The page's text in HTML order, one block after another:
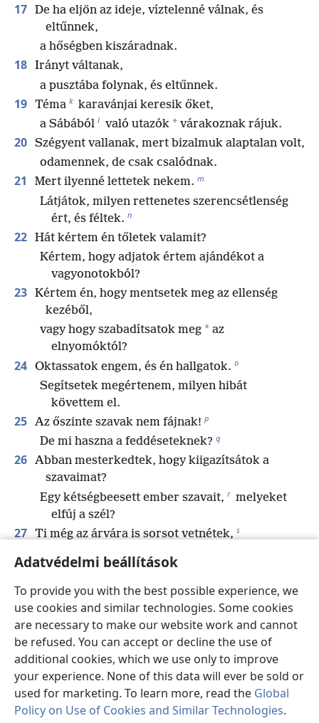
Adatvédelmi beállítások
To provide you with the best possible experience, we
use cookies and similar technologies. Some cookies
are necessary to make our website work and cannot
be refused. You can accept or decline the use of
additional cookies, which we use only to improve
your experience. None of this data will ever be sold or
used for marketing. To learn more, read the Global
Policy on Use of Cookies and Similar Technologies.
17 De ha eljön az ideje, víztelenné válnak, és
eltűnnek,
a hőségben kiszáradnak.
18 Irányt váltanak,
a pusztába folynak, és eltűnnek.
19 Téma k karavánjai keresik őket,
a Sábából l való utazók * várakoznak rájuk.
20 Szégyent vallanak, mert bizalmuk alaptalan volt,
odamennek, de csak csalódnak.
21 Mert ilyenné lettetek nekem. m
Látjátok, milyen rettenetes szerencsétlenség
ért, és féltek. n
22 Hát kértem én tőletek valamit?
Kértem, hogy adjatok értem ajándékot a
vagyonotokból?
23 Kértem én, hogy mentsetek meg az ellenség
kezéből,
vagy hogy szabadítsatok meg * az
elnyomóktól?
24 Oktassatok engem, és én hallgatok. o
Segítsetek megértenem, milyen hibát
követtem el.
25 Az őszinte szavak nem fájnak! p
De mi haszna a feddéseteknek? q
26 Abban mesterkedtek, hogy kiigazítsátok a
szavaimat?
Egy kétségbeesett ember szavait, r melyeket
elfúj a szél?
27 Ti még az árvára is sorsot vetnétek, s
és még a barátotokat is eladnátok
28
mert nem fogok a szemetekbe hazudni.
29 Kérlek, gondoljátok át újra, és ne ítéljetek el!
Igen, gondoljátok át újra, mert még mindig
igazságos vagyok.
30 Vajon igazságtalanságot szól a nyelvem?
Vagy nem érzékeli az ínyem, hogy valami
rossz?